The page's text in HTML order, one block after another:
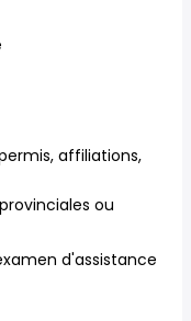
affiliations,
ou
d'assistance